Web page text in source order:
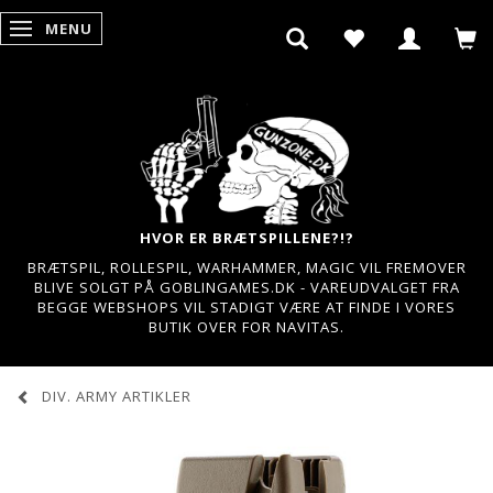
SKIFTE NAVIGATION
MENU
HVOR ER BRÆTSPILLENE?!?
BRÆTSPIL, ROLLESPIL, WARHAMMER, MAGIC VIL FREMOVER
BLIVE SOLGT PÅ GOBLINGAMES.DK - VAREUDVALGET FRA
BEGGE WEBSHOPS VIL STADIGT VÆRE AT FINDE I VORES
BUTIK OVER FOR NAVITAS.
DIV. ARMY ARTIKLER